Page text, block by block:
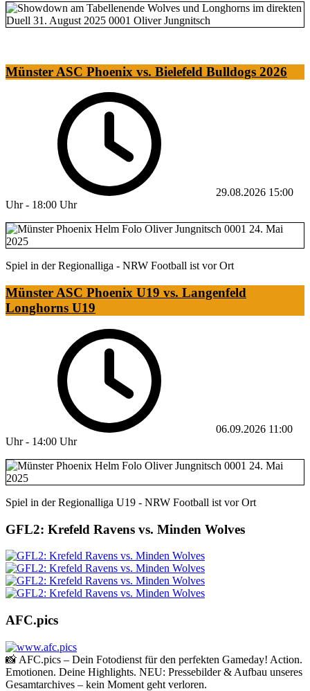
Münster ASC Phoenix vs. Bielefeld Bulldogs 2026
29.08.2026 15:00
Uhr - 18:00 Uhr
Spiel in der Regionalliga - NRW Football ist vor Ort
Münster ASC Phoenix U19 vs. Langenfeld
Longhorns U19
06.09.2026 11:00
Uhr - 14:00 Uhr
Spiel in der Regionalliga U19 - NRW Football ist vor Ort
GFL2: Krefeld Ravens vs. Minden Wolves
AFC.pics
📸 AFC.pics – Dein Fotodienst für den perfekten Gameday! Action.
Emotionen. Deine Highlights. NEU: Pressebilder & Aufbau unseres
Gesamtarchives – kein Moment geht verloren.